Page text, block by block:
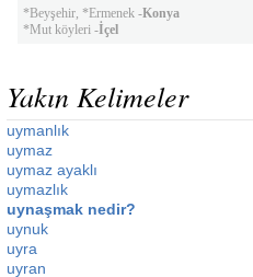
*Beyşehir, *Ermenek -Konya
*Mut köyleri -İçel
Yakın Kelimeler
uymanlık
uymaz
uymaz ayaklı
uymazlık
uynaşmak nedir?
uynuk
uyra
uyran